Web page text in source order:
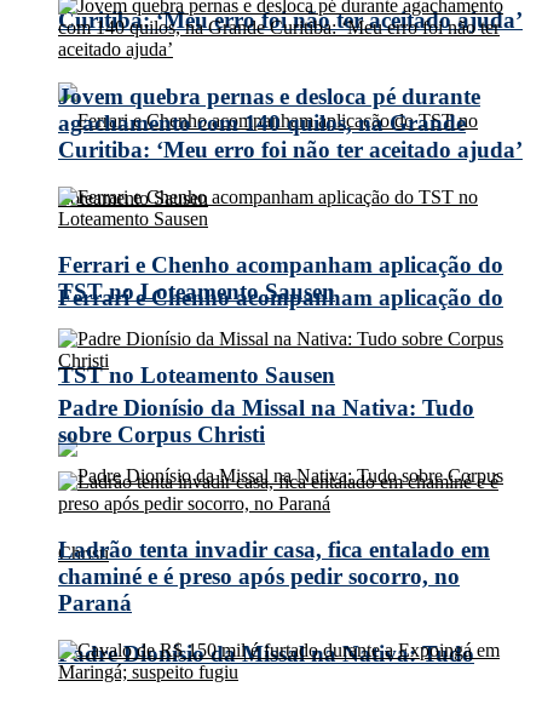
Curitiba: ‘Meu erro foi não ter aceitado ajuda’
Ferrari e Chenho acompanham aplicação do
TST no Loteamento Sausen
Padre Dionísio da Missal na Nativa: Tudo
Jovem quebra pernas e desloca pé durante
agachamento com 140 quilos, na Grande
Curitiba: ‘Meu erro foi não ter aceitado ajuda’
Ferrari e Chenho acompanham aplicação do
TST no Loteamento Sausen
Padre Dionísio da Missal na Nativa: Tudo
sobre Corpus Christi
Ladrão tenta invadir casa, fica entalado em
chaminé e é preso após pedir socorro, no
Paraná